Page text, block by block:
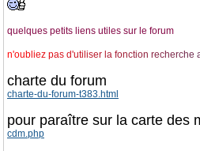
quelques petits liens utiles sur le forum
n'oub iez pas d'uti iser a fonction recherche
charte du forum
charte-du-forum-t383.html
pour paraître sur la carte des
cdm.php